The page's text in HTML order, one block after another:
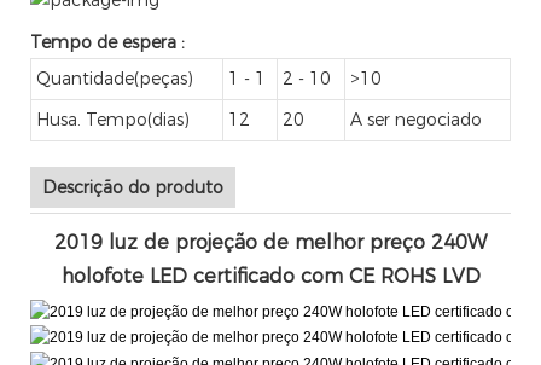
Tempo de espera :
Quantidade(peças)
1 - 1 2 - 10
>10
Husa. Tempo(dias)
12 20 A ser negociado
Descrição do produto
2019 luz de projeção de melhor preço 240W
holofote LED certificado com CE ROHS LVD